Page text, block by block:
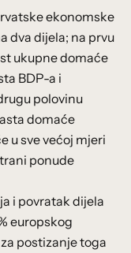
ekonomske
dva dijela; na prvu
ukupne domaće
BDP-a i
polovinu
domaće
u sve većoj mjeri
ponude
i povratak dijela
europskog
postizanje toga